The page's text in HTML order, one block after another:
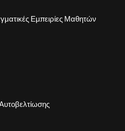
Εμπειρίες Μαθητών